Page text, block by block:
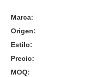
Marca:
Origen:
Estilo:
Precio:
MOQ: